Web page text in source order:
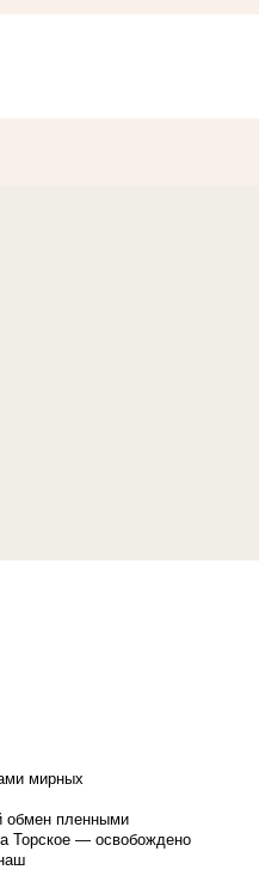
мирных
обмен пленными
Торское — освобождено